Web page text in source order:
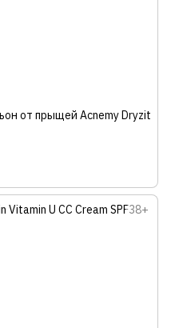
от прыщей Acnemy Dryzit